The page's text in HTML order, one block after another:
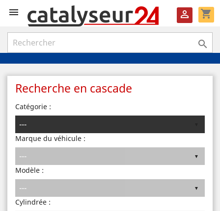
 shopping_cart


Recherche en cascade
Catégorie :
Marque du véhicule :
Modèle :
Cylindrée :